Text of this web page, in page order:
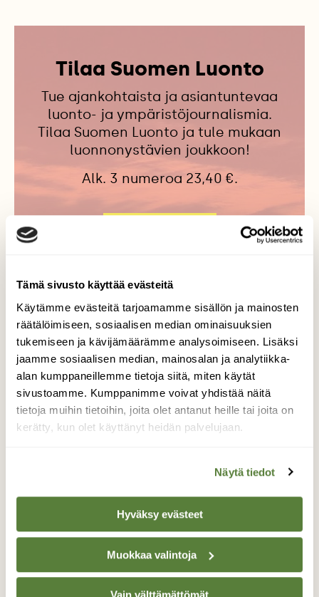
Tämä sivusto käyttää evästeitä
Käytämme evästeitä tarjoamamme sisällön ja mainosten
räätälöimiseen, sosiaalisen median ominaisuuksien
tukemiseen ja kävijämäärämme analysoimiseen. Lisäksi
jaamme sosiaalisen median, mainosalan ja analytiikka-
alan kumppaneillemme tietoja siitä, miten käytät
sivustoamme. Kumppanimme voivat yhdistää näitä
tietoja muihin tietoihin, joita olet antanut heille tai joita on
kerätty, kun olet käyttänyt heidän palvelujaan.
Näytä tiedot
Hyväksy evästeet
Muokkaa valintoja
Tilaa Suomen Luonto
Tue ajankohtaista ja asiantuntevaa
luonto- ja ympäristöjournalismia.
Tilaa Suomen Luonto ja tule mukaan
luonnonystävien joukkoon!
Alk. 3 numeroa 23,40 €.
Lisää aiheesta
UUTISET